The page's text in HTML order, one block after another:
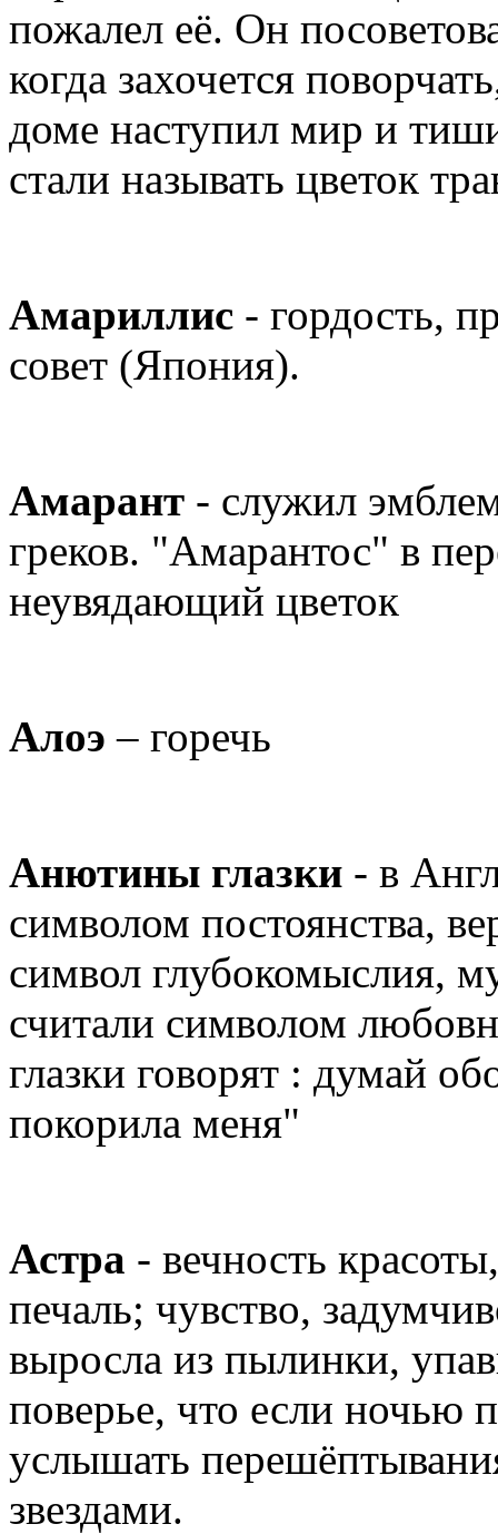
пожалел её. Он
когда захочется
доме наступил мир и
стали называть цветок
Амариллис - гордость,
совет (Япония).
Амарант - служил
греков. "Амарантос" в
неувядающий цветок
Алоэ – горечь
Анютины глазки - в
символом постоянства,
символ глубокомыслия,
считали символом
глазки говорят : думай
покорила меня"
Астра - вечность
печаль; чувство,
выросла из пылинки,
поверье, что если ночью
услышать
звездами.